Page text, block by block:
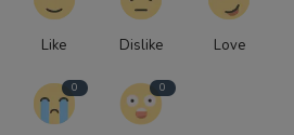
Like Dislike Love
0 0